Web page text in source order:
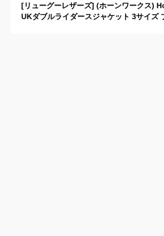
[リューグーレザーズ] (ホーンワークス)
UKダブルライダースジャケット 3サイズ